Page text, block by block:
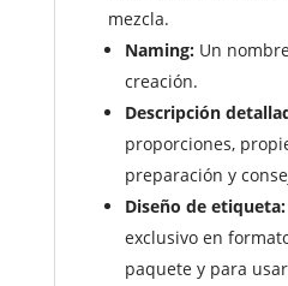
mezcla.
Naming:Un
creación.
Descripción
proporciones,
preparación y
Diseño de etiqueta:
exclusivo en
paquete y para